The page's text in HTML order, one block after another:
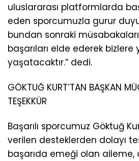
uluslararası platformlarda
eden sporcumuzla gurur
bundan sonraki
başarıları elde ederek
yaşatacaktır.” dedi.
GÖKTUĞ KURT’TAN BAŞKAN
TEŞEKKÜR
Başarılı sporcumuz Göktuğ
verilen desteklerden dolayı
başarıda emeği olan